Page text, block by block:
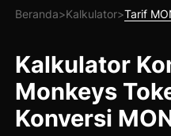
Beranda>Kalkulator>Tarif
Kalkulator
Monkeys
Konversi